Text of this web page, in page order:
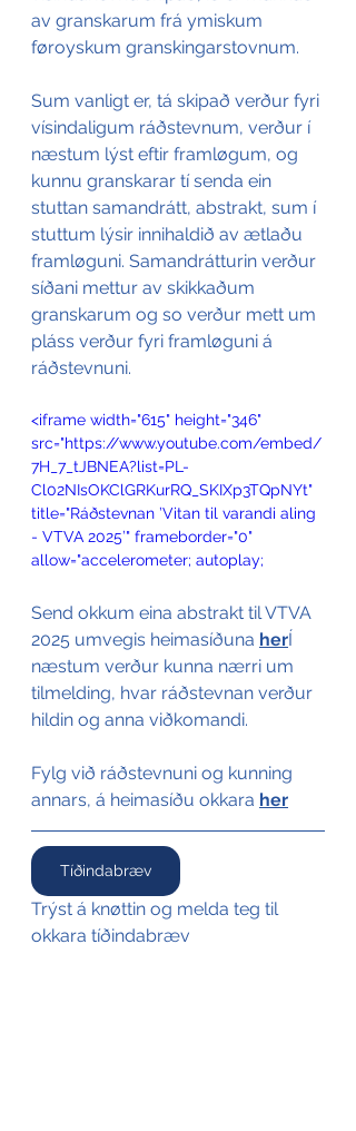
av granskarum frá ymiskum
føroyskum granskingarstovnum.
Sum vanligt er, tá skipað verður fyri
vísindaligum ráðstevnum, verður í
næstum lýst eftir framløgum, og
kunnu granskarar tí senda ein
stuttan samandrátt, abstrakt, sum í
stuttum lýsir innihaldið av ætlaðu
framløguni. Samandrátturin verður
síðani mettur av skikkaðum
granskarum og so verður mett um
pláss verður fyri framløguni á
ráðstevnuni.
<iframe width="615" height="346"
src="https://www.youtube.com/embed/
7H_7_tJBNEA?list=PL-
Cl02NIsOKClGRKurRQ_SKIXp3TQpNYt"
title="Ráðstevnan ’Vitan til varandi aling
- VTVA 2025’" frameborder="0"
allow="accelerometer; autoplay;
gyroscope; picture-in-picture; web-
share" referrerpolicy="strict-origin-
when-cross-origin" allowfullscreen>
</iframe>
Send okkum eina abstrakt til VTVA
2025 umvegis heimasíðuna herÍ
næstum verður kunna nærri um
tilmelding, hvar ráðstevnan verður
hildin og anna viðkomandi.
Fylg við ráðstevnuni og kunning
annars, á heimasíðu okkara her
Tíðindabræv
Trýst á knøttin og melda teg til
okkara tíðindabræv